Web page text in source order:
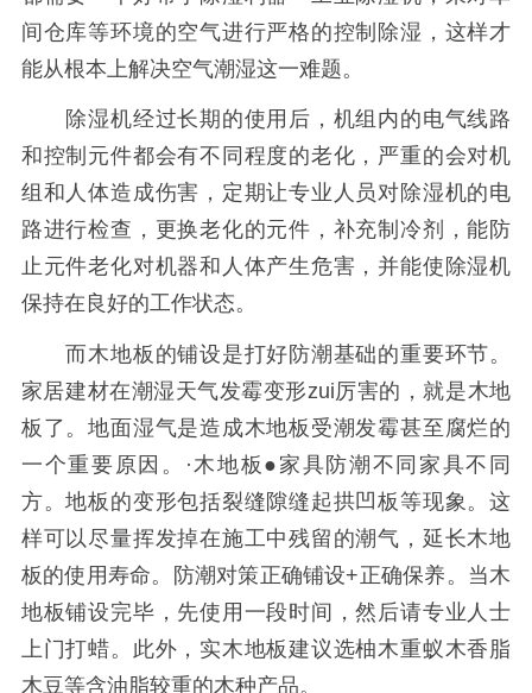
间仓库等环境的空气进行严格的控制除湿，这样才
能从根本上解决空气潮湿这一难题。
除湿机经过长期的使用后，机组内的电气线路
和控制元件都会有不同程度的老化，严重的会对机
组和人体造成伤害，定期让专业人员对除湿机的电
路进行检查，更换老化的元件，补充制冷剂，能防
止元件老化对机器和人体产生危害，并能使除湿机
保持在良好的工作状态。
而木地板的铺设是打好防潮基础的重要环节。
家居建材在潮湿天气发霉变形zui厉害的，就是木地
板了。地面湿气是造成木地板受潮发霉甚至腐烂的
一个重要原因。·木地板●家具防潮不同家具不同
方。地板的变形包括裂缝隙缝起拱凹板等现象。这
样可以尽量挥发掉在施工中残留的潮气，延长木地
板的使用寿命。防潮对策正确铺设+正确保养。当木
地板铺设完毕，先使用一段时间，然后请专业人士
上门打蜡。此外，实木地板建议选柚木重蚁木香脂
木豆等含油脂较重的木种产品。